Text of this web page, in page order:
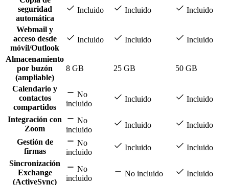
seguridad
automática
Incluido Incluido Incluido
Webmail y
acceso desde
móvil/Outlook
Incluido Incluido Incluido
Almacenamiento
por buzón
(ampliable)
8 GB 25 GB 50 GB
Calendario y
contactos
compartidos
No
incluido
Incluido Incluido
Integración con
Zoom
No
incluido
Incluido
Incluido
Gestión de
firmas
No
incluido
Incluido
Incluido
Sincronización
Exchange
(ActiveSync)
No
incluido
No incluido Incluido